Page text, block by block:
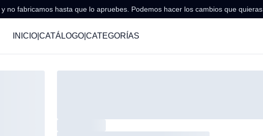
no fabricamos hasta que lo apruebes. Podemos hacer los cambios que quieras.
INICIO| CATÁLOGO| CATEGORÍAS